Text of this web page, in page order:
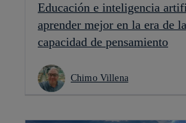
Educación e inteligencia
aprender mejor en la era de
capacidad de pensamiento
Chimo Villena